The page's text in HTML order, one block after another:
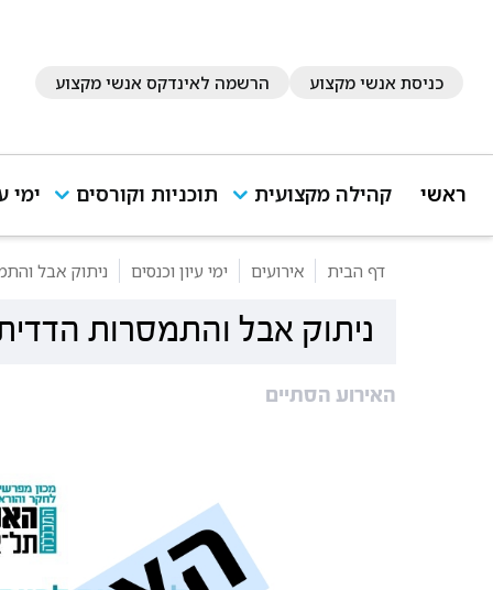
כניסת אנשי מקצוע הרשמה לאינדקס אנשי מקצוע
ראשי קהילה מקצועית תוכניות וקורסים ימי
דף הבית אירועים ימי עיון וכנסים ניתוק אבל
ניתוק אבל והתמסרות הדדית
האירוע הסתיים